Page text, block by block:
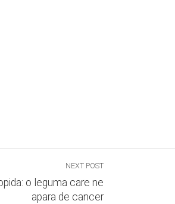
NEXT POST
o leguma care ne
apara de cancer